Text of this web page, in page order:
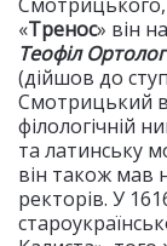
«Тренос» він
Теофіл Ортолог
(дійшов до
Смотрицький
філологічній
та латинську
він також мав
ректорів. У